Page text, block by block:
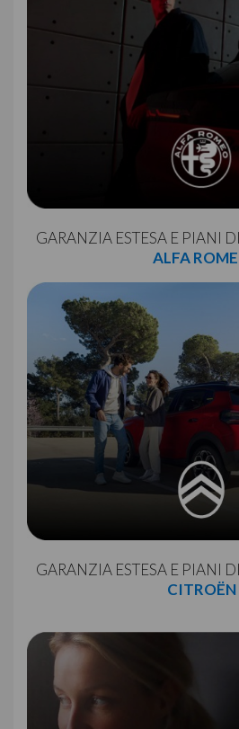
GARANZIA ESTESA E PIANI
ALFA
GARANZIA ESTESA E PIANI
CITROËN